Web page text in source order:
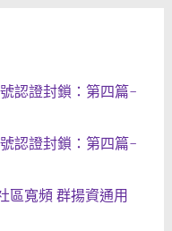
認證封鎖：第四篇-
認證封鎖：第四篇-
區寬頻 群揚資通用